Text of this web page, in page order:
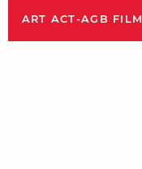
ART ACT-AGB FILM